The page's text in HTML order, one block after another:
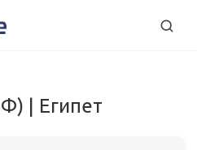
| Египет